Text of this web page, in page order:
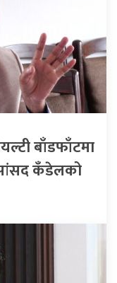
बाँडफाँटमा
कँडेलको